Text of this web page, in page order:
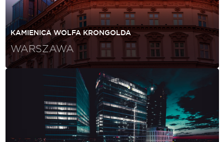
KAMIENICA WOLFA KRONGOLDA
WARSZAWA